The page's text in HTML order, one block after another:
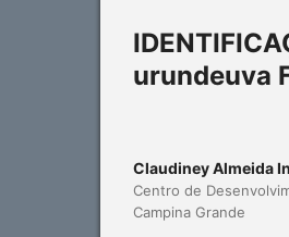
urundeuva
Claudiney Almeida
Centro de
Campina Grande